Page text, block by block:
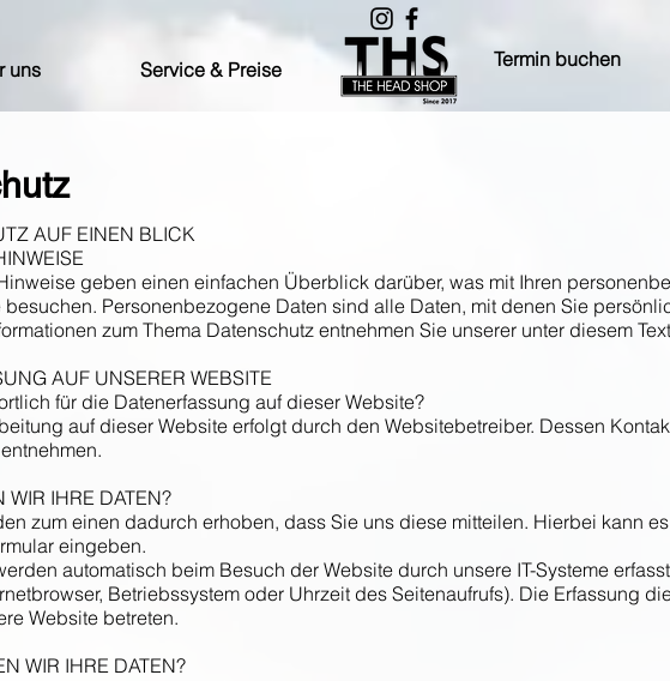
uns Service & Preise Termin buchen
AUF EINEN BLICK
geben einen einfachen Überblick darüber, was mit Ihren
besuchen. Personenbezogene Daten sind alle Daten, mit denen Sie
zum Thema Datenschutz entnehmen Sie unserer unter diesem
AUF UNSERER WEBSITE
für die Datenerfassung auf dieser Website?
auf dieser Website erfolgt durch den Websitebetreiber. Dessen
WIR IHRE DATEN?
zum einen dadurch erhoben, dass Sie uns diese mitteilen. Hierbei kann
eingeben.
automatisch beim Besuch der Website durch unsere IT-Systeme
Betriebssystem oder Uhrzeit des Seitenaufrufs). Die Erfassung
Website betreten.
WIR IHRE DATEN?